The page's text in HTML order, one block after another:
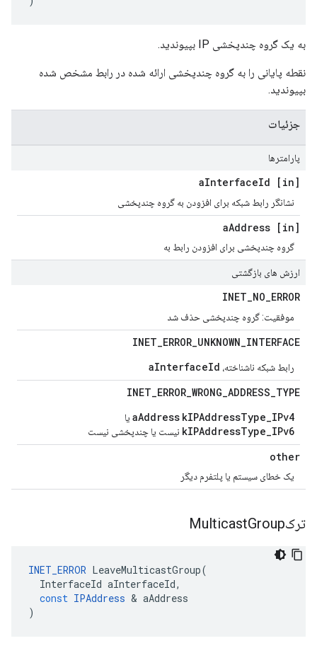
به یک گروه چندپخشی IP بپیوندید.
نقطه پایانی را به گروه چندپخشی ارائه شده در رابط مشخص شده
بپیوندید.
جزئیات
پارامترها
[in] a
InterfaceId
نشانگر رابط شبکه برای افزودن به گروه چندپخشی
[in] a
Address
گروه چندپخشی برای افزودن رابط به
ارزش های بازگشتی
INET_NO_ERROR
موفقیت: گروه چندپخشی حذف شد
INET_ERROR_UNKNOWN_INTERFACE
رابط شبکه ناشناخته، aInterfaceId
INET_ERROR_WRONG_ADDRESS_TYPE
aAddress kIPAddressType_IPv4 یا
kIPAddressType_IPv6 نیست یا چندپخشی نیست
other
یک خطای سیستم یا پلتفرم دیگر
ترکMulticastGroup
INET_ERROR LeaveMulticastGroup(
InterfaceId aInterfaceId,
const IPAddress & aAddress
)